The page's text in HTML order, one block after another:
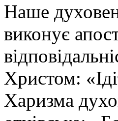
Наше
виконує
Христом:
Харизма